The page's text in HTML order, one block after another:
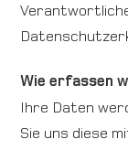
Wie erfassen
Ihre Daten
Sie uns diese